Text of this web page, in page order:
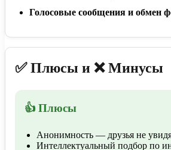
Голосовые сообщения и обмен
✅ Плюсы и ❌ Минусы
👍 Плюсы
Анонимность — друзья не
Интеллектуальный подбор по